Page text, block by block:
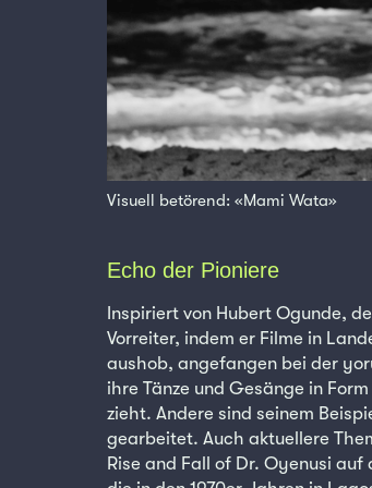
Visuell betörend: «Mami Wata»
Echo der Pioniere
Inspiriert von Hubert Ogunde,
Vorreiter, indem er Filme in
aushob, angefangen bei der
ihre Tänze und Gesänge in
zieht. Andere sind seinem
gearbeitet. Auch aktuellere
Rise and Fall of Dr. Oyenusi